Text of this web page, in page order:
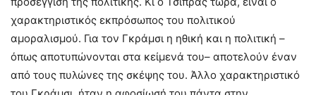
χαρακτηριστικός εκπρόσωπος του πολιτικού
αμοραλισμού. Για τον Γκράμσι η ηθική και η πολιτική –
όπως αποτυπώνονται στα κείμενά του– αποτελούν έναν
από τους πυλώνες της σκέψης του. Άλλο χαρακτηριστικό